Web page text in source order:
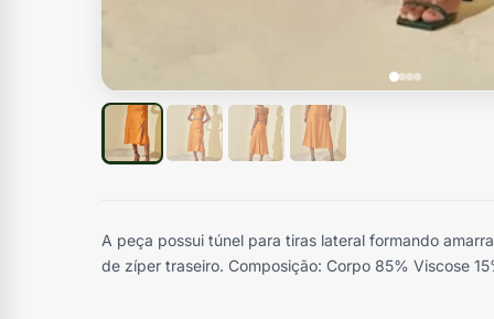
A peça possui túnel para tiras lateral formando
de zíper traseiro. Composição: Corpo 85% Viscose